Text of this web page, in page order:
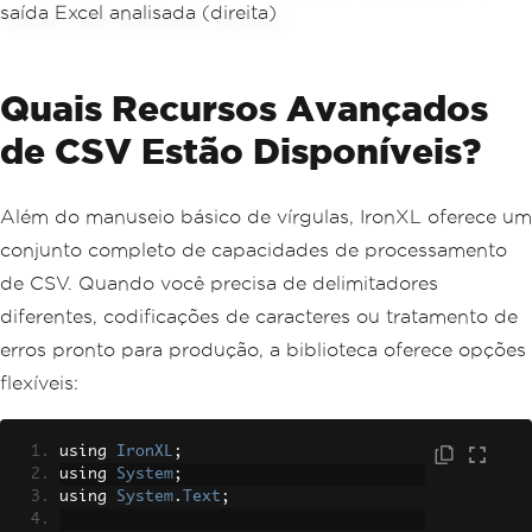
Console.WriteLine($
// Export to Excel format for distribu
tion
rsed_data.xlsx");
Quais Recursos Avançados
de CSV Estão Disponíveis?
Além do manuseio básico de vírgulas, IronXL oferece um
conjunto completo de capacidades de processamento
de CSV. Quando você precisa de delimitadores
diferentes, codificações de caracteres ou tratamento de
erros pronto para produção, a biblioteca oferece opções
flexíveis:
using IronXL ;
using System;
using System . Text ;